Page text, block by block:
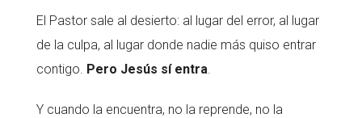
El Pastor sale al desierto: al lugar del error, al lugar
de la culpa, al lugar donde nadie más quiso entrar
contigo. Pero Jesús sí entra.
Y cuando la encuentra, no la reprende, no la